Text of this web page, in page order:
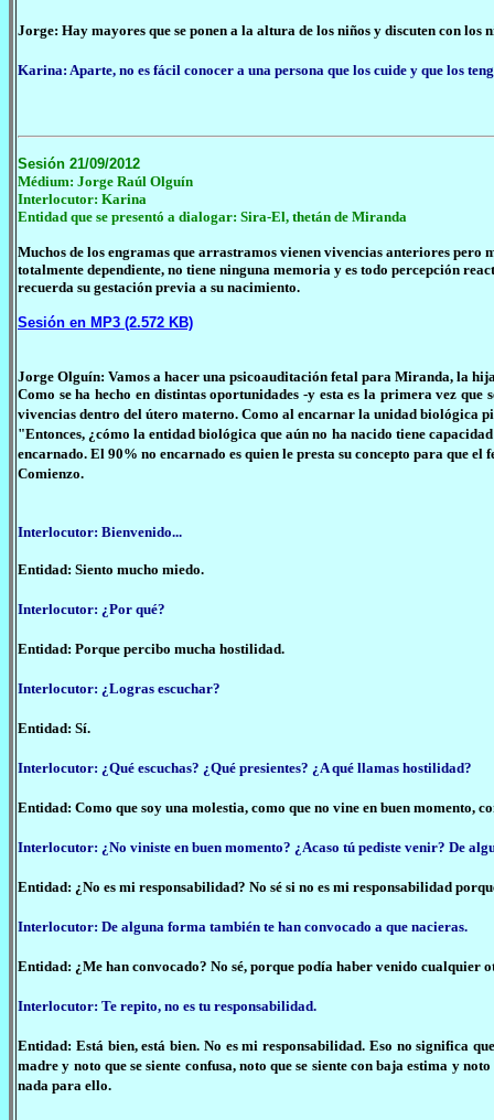
Jorge: Hay mayores que se ponen a la altura de los niños y discuten con los
Karina: Aparte, no es fácil conocer a una persona que los cuide y que los
Sesión 21/09/2012
Médium: Jorge Raúl Olguín
Interlocutor: Karina
Entidad que se presentó a dialogar: Sira-El, thetán de Miranda
Muchos de los engramas que arrastramos vienen vivencias anteriores pero
totalmente dependiente, no tiene ninguna memoria y es todo percepción
recuerda su gestación previa a su nacimiento.
Sesión en MP3 (2.572 KB)
Jorge Olguín: Vamos a hacer una psicoauditación fetal para Miranda, la
Como se ha hecho en distintas oportunidades -y esta es la primera vez
vivencias dentro del útero materno. Como al encarnar la unidad biológica
"Entonces, ¿cómo la entidad biológica que aún no ha nacido tiene
encarnado. El 90% no encarnado es quien le presta su concepto para que el
Comienzo.
Interlocutor: Bienvenido...
Entidad: Siento mucho miedo.
Interlocutor: ¿Por qué?
Entidad: Porque percibo mucha hostilidad.
Interlocutor: ¿Logras escuchar?
Entidad: Sí.
Interlocutor: ¿Qué escuchas? ¿Qué presientes? ¿A qué llamas hostilidad?
Entidad: Como que soy una molestia, como que no vine en buen momento,
Interlocutor: ¿No viniste en buen momento? ¿Acaso tú pediste venir? De
Entidad: ¿No es mi responsabilidad? No sé si no es mi responsabilidad
Interlocutor: De alguna forma también te han convocado a que nacieras.
Entidad: ¿Me han convocado? No sé, porque podía haber venido cualquier
Interlocutor: Te repito, no es tu responsabilidad.
Entidad: Está bien, está bien. No es mi responsabilidad. Eso no significa
madre y noto que se siente confusa, noto que se siente con baja estima y
nada para ello.